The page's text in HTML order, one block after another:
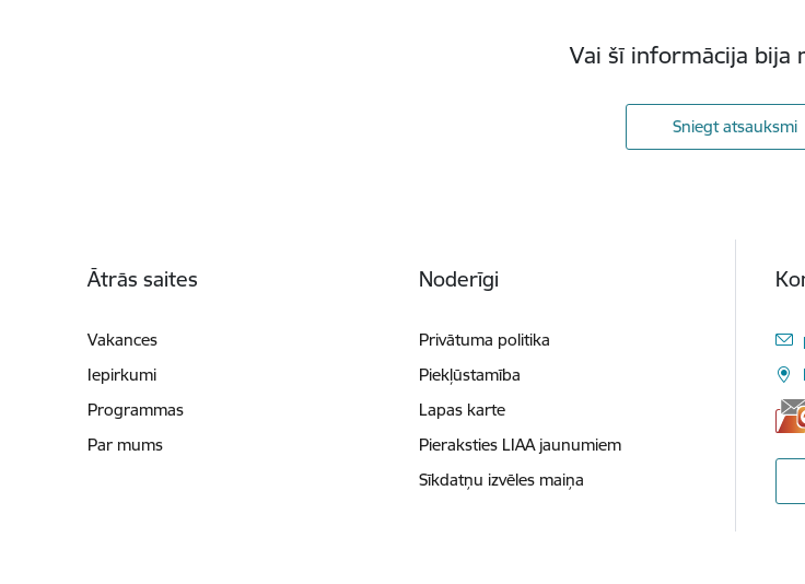
Vai šī informācija bija
Sniegt atsauksmi
Ātrās saites
Vakances
Iepirkumi
Programmas
Par mums
Noderīgi
Privātuma politika
Piekļūstamība
Lapas karte
Pieraksties LIAA jaunumiem
Sīkdatņu izvēles maiņa